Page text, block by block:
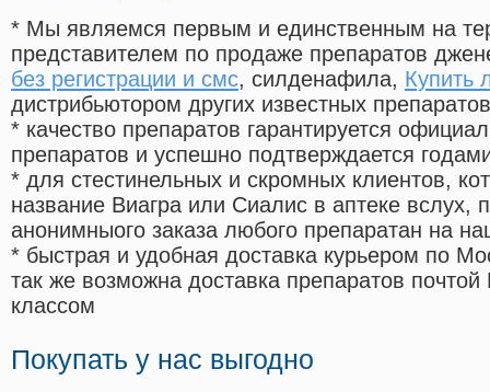
* Мы являемся первым и единственным на
представителем по продаже препаратов
без регистрации и смс, силденафила, Купить
дистрибьютором других известных препаратов
* качество препаратов гарантируется
препаратов и успешно подтверждается
* для стестинельных и скромных клиентов,
название Виагра или Сиалис в аптеке вслух,
анонимныого заказа любого препаратан на
* быстрая и удобная доставка курьером по
так же возможна доставка препаратов
классом
Покупать у нас выгодно